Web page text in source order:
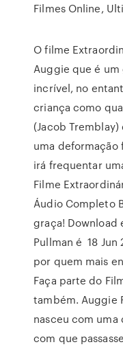
Filmes Online,
O filme
Auggie que é
incrível, no
criança como
(Jacob
uma deformação
irá frequentar
Filme
Áudio Completo
graça! Download
Pullman é 18 Jun
por quem mais
Faça parte do
também. Auggie
nasceu com
com que